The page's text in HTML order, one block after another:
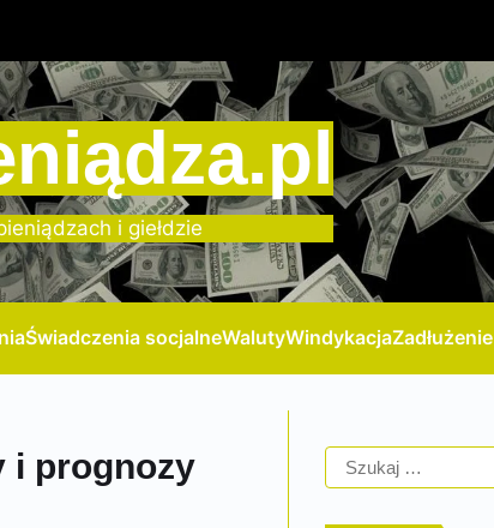
i giełdzie
Świadczenia socjalneWalutyWindykacjaZadłużenie
i prognozy